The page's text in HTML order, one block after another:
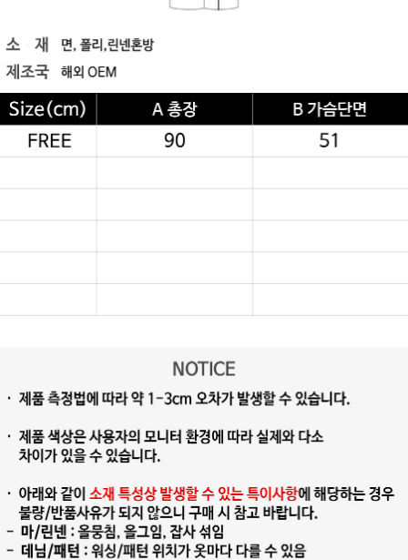
프 하세요!